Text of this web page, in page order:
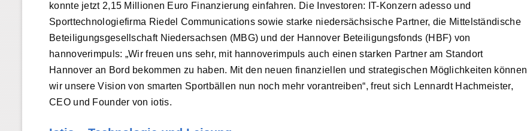
konnte jetzt 2,15 Millionen Euro Finanzierung einfahren. Die Investoren: IT-Konzern adesso und
Sporttechnologiefirma Riedel Communications sowie starke niedersächsische Partner, die Mittelständische
Beteiligungsgesellschaft Niedersachsen (MBG) und der Hannover Beteiligungsfonds (HBF) von
hannoverimpuls: „Wir freuen uns sehr, mit hannoverimpuls auch einen starken Partner am Standort
Hannover an Bord bekommen zu haben. Mit den neuen finanziellen und strategischen Möglichkeiten können
wir unsere Vision von smarten Sportbällen nun noch mehr vorantreiben“, freut sich Lennardt Hachmeister,
CEO und Founder von iotis.